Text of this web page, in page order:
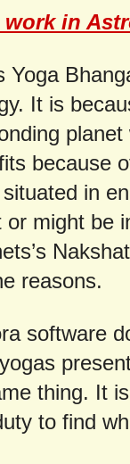
work in
Yoga
It is
because
in
might be
reasons.
software
thing. It
to find